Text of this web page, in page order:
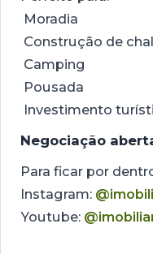
Moradia
Construção de
Camping
Pousada
Investimento
Negociação
Para ficar por
Instagram:
Youtube: